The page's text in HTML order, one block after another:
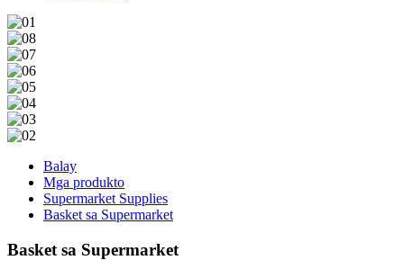
Balay
Mga produkto
Supermarket Supplies
Basket sa Supermarket
Basket sa Supermarket